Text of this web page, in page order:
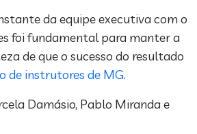
da equipe executiva com o
foi fundamental para manter a
de que o sucesso do resultado
de instrutores de MG.
Damásio, Pablo Miranda e